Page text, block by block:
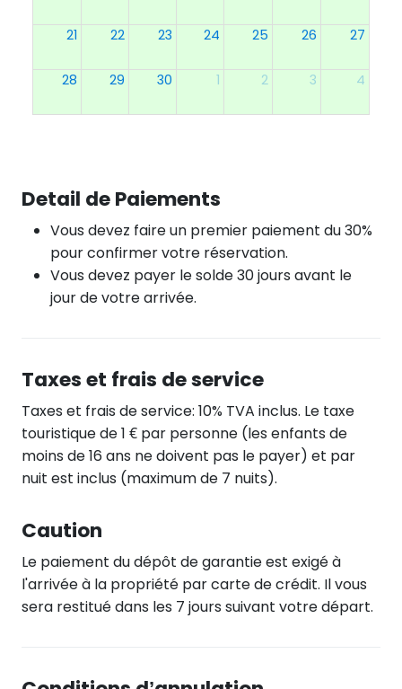
21 22 23 24 25 26 27
28 29 30 1 2 3 4
Detail de Paiements
Vous devez faire un premier paiement du 30%
pour confirmer votre réservation.
Vous devez payer le solde 30 jours avant le
jour de votre arrivée.
Taxes et frais de service
Taxes et frais de service: 10% TVA inclus. Le taxe
touristique de 1 € par personne (les enfants de
moins de 16 ans ne doivent pas le payer) et par
nuit est inclus (maximum de 7 nuits).
Caution
Le paiement du dépôt de garantie est exigé à
l'arrivée à la propriété par carte de crédit. Il vous
sera restitué dans les 7 jours suivant votre départ.